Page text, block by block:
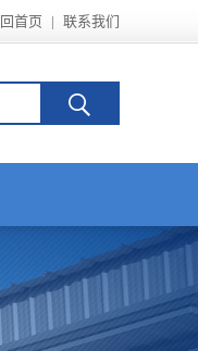
首页 | 联系我们